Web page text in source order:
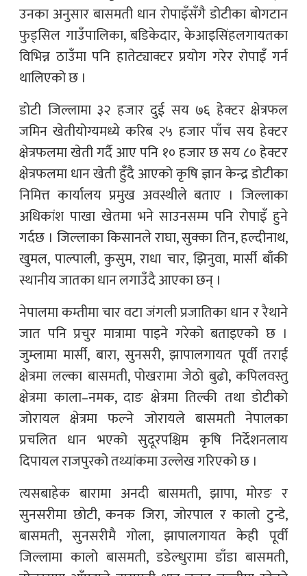
उनका अनुसार बासमती धान रोपाइँसँगै डोटीका बोगटान
फुड्सिल गाउँपालिका, बडिकेदार, केआइसिंहलगायतका
विभिन्न ठाउँमा पनि हातेट्याक्टर प्रयोग गरेर रोपाइँ गर्न
थालिएको छ ।
डोटी जिल्लामा ३२ हजार दुई सय ७६ हेक्टर क्षेत्रफल
जमिन खेतीयोग्यमध्ये करिब २५ हजार पाँच सय हेक्टर
क्षेत्रफलमा खेती गर्दै आए पनि १० हजार छ सय ८० हेक्टर
क्षेत्रफलमा धान खेती हुँदै आएको कृषि ज्ञान केन्द्र डोटीका
निमित्त कार्यालय प्रमुख अवस्थीले बताए । जिल्लाका
अधिकांश पाखा खेतमा भने साउनसम्म पनि रोपाइँ हुने
गर्दछ । जिल्लाका किसानले राघा, सुक्का तिन, हल्दीनाथ,
खुमल, पाल्पाली, कुसुम, राधा चार, झिनुवा, मार्सी बाँकी
स्थानीय जातका धान लगाउँदै आएका छन् ।
नेपालमा कम्तीमा चार वटा जंगली प्रजातिका धान र रैथाने
जात पनि प्रचुर मात्रामा पाइने गरेको बताइएको छ ।
जुम्लामा मार्सी, बारा, सुनसरी, झापालगायत पूर्वी तराई
क्षेत्रमा लल्का बासमती, पोखरामा जेठो बुढो, कपिलवस्तु
क्षेत्रमा काला–नमक, दाङ क्षेत्रमा तिल्की तथा डोटीको
जोरायल क्षेत्रमा फल्ने जोरायले बासमती नेपालका
प्रचलित धान भएको सुदूरपश्चिम कृषि निर्देशनलाय
दिपायल राजपुरको तथ्यांकमा उल्लेख गरिएको छ ।
त्यसबाहेक बारामा अनदी बासमती, झापा, मोरङ र
सुनसरीमा छोटी, कनक जिरा, जोरपाल र कालो टुन्डे,
बासमती, सुनसरीमै गोला, झापालगायत केही पूर्वी
जिल्लामा कालो बासमती, डडेल्धुरामा डाँडा बासमती,